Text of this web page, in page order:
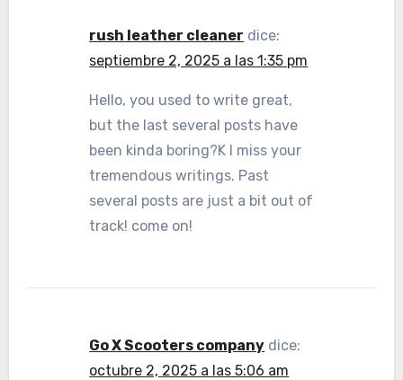
rush leather cleaner dice:
septiembre 2, 2025 a las 1:35 pm
Hello, you used to write great,
but the last several posts have
been kinda boring?K I miss your
tremendous writings. Past
several posts are just a bit out of
track! come on!
Go X Scooters company dice:
octubre 2, 2025 a las 5:06 am